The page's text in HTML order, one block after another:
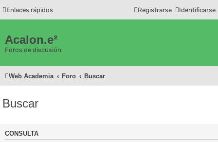
Enlaces rápidos Identificarse
Registrarse
Acalon.e²
Foros de discusión
Web Academia Foro Buscar
Buscar
CONSULTA